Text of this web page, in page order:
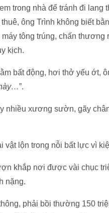
trong nhà để tránh đi lang
ông Trình không biết
tông trúng, chấn thương
kịch.
bất động, hơi thở yếu ớt,
”.
nhiều xương sườn, gãy
lộn trong nỗi bất lực vì
khắp nơi được vài chục
nặng.
phải bồi thường 150